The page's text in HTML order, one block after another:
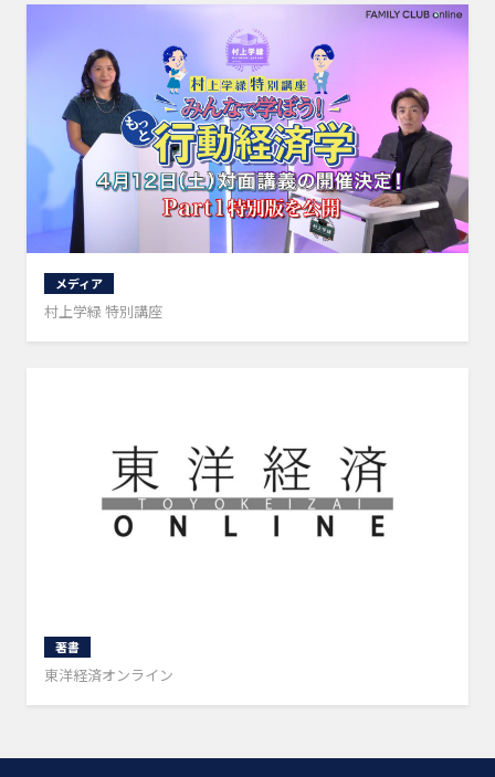
メディア
村上学緑 特別講座
著書
東洋経済オンライン